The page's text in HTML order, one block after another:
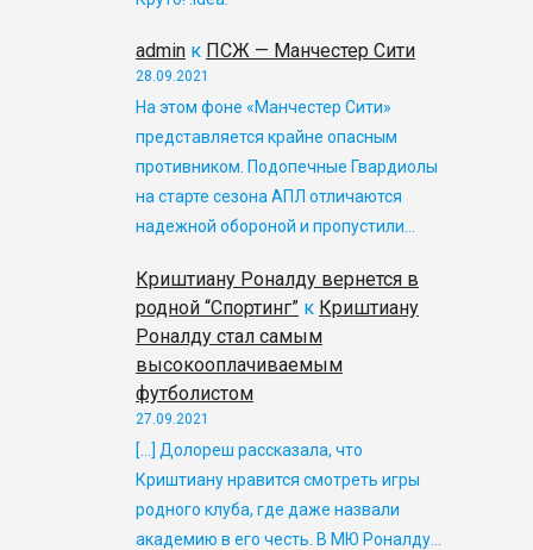
admin к ПСЖ — Манчестер Сити
28.09.2021
На этом фоне «Манчестер Сити»
представляется крайне опасным
противником. Подопечные Гвардиолы
на старте сезона АПЛ отличаются
надежной обороной и пропустили…
Криштиану Роналду вернется в
родной “Спортинг” к Криштиану
Роналду стал самым
высокооплачиваемым
футболистом
27.09.2021
[…] Долореш рассказала, что
Криштиану нравится смотреть игры
родного клуба, где даже назвали
академию в его честь. В МЮ Роналду…